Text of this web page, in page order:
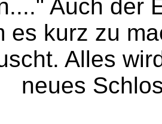
Auch der
es kurz zu
Alles
neues